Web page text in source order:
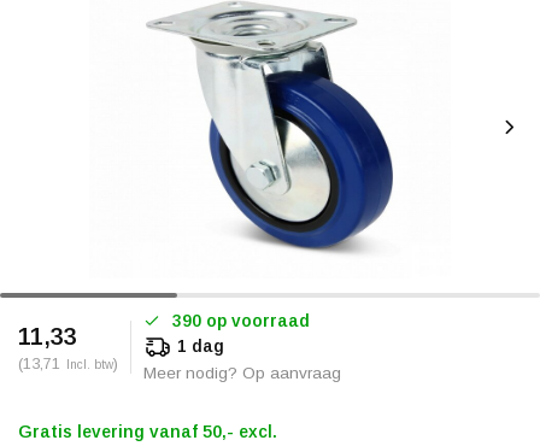
11,33
(13,71 Incl. btw)
390 op voorraad
1 dag
Meer nodig? Op aanvraag
Gratis levering vanaf 50,- excl.